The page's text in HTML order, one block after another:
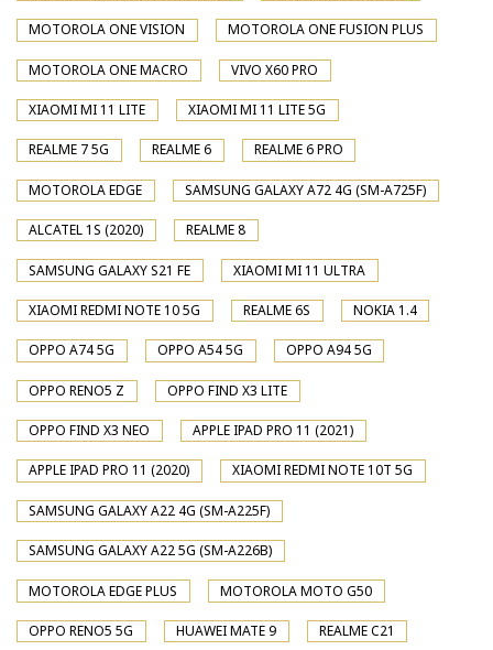
MOTOROLA ONE VISION MOTOROLA ONE FUSION PLUS
MOTOROLA ONE MACRO VIVO X60 PRO
XIAOMI MI 11 LITE XIAOMI MI 11 LITE 5G
REALME 7 5G REALME 6 REALME 6 PRO
MOTOROLA EDGE SAMSUNG GALAXY A72 4G (SM-A725F)
ALCATEL 1S (2020) REALME 8
SAMSUNG GALAXY S21 FE XIAOMI MI 11 ULTRA
XIAOMI REDMI NOTE 10 5G REALME 6S NOKIA 1.4
OPPO A74 5G OPPO A54 5G OPPO A94 5G
OPPO RENO5 Z OPPO FIND X3 LITE
OPPO FIND X3 NEO APPLE IPAD PRO 11 (2021)
APPLE IPAD PRO 11 (2020) XIAOMI REDMI NOTE 10T 5G
SAMSUNG GALAXY A22 4G (SM-A225F)
SAMSUNG GALAXY A22 5G (SM-A226B)
MOTOROLA EDGE PLUS MOTOROLA MOTO G50
OPPO RENO5 5G HUAWEI MATE 9 REALME C21